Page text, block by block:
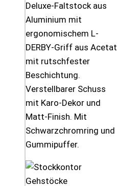
Deluxe-Faltstock aus
Aluminium mit
ergonomischem L-
DERBY-Griff aus Acetat
mit rutschfester
Beschichtung.
Verstellbarer Schuss
mit Karo-Dekor und
Matt-Finish. Mit
Schwarzchromring und
Gummipuffer.